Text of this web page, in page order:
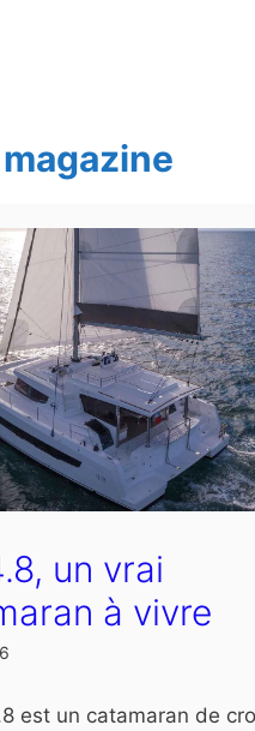
un vrai
à vivre
est un catamaran de